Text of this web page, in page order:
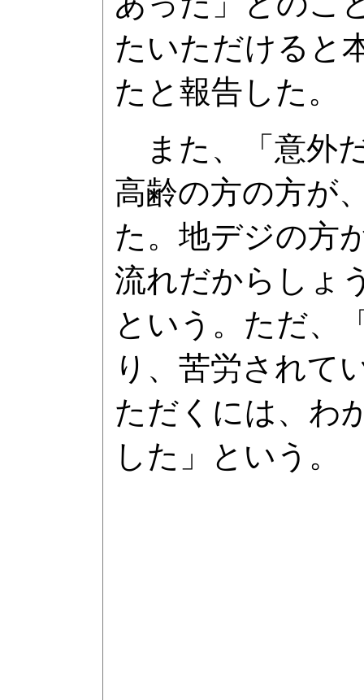
たいただけると
たと報告した。
また、「意外
高齢の方の方が
た。地デジの方
流れだからしょ
という。ただ、
り、苦労されて
ただくには、わ
した」という。